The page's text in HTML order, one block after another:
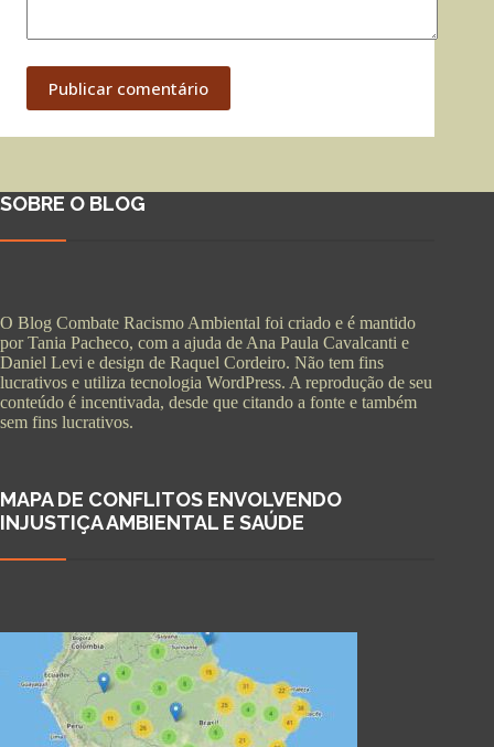
Publicar comentário
SOBRE O BLOG
O Blog Combate Racismo Ambiental foi criado e é mantido
por Tania Pacheco, com a ajuda de Ana Paula Cavalcanti e
Daniel Levi e design de Raquel Cordeiro. Não tem fins
lucrativos e utiliza tecnologia WordPress. A reprodução de seu
conteúdo é incentivada, desde que citando a fonte e também
sem fins lucrativos.
MAPA DE CONFLITOS ENVOLVENDO
INJUSTIÇA AMBIENTAL E SAÚDE